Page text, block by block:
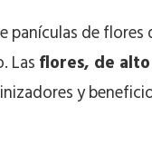
de
Lasflores, de
y